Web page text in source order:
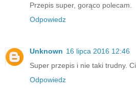
Przepis super, gorąco polecam.
Odpowiedz
Unknown 16 lipca 2016 12:46
Super przepis i nie taki trudny.
Odpowiedz